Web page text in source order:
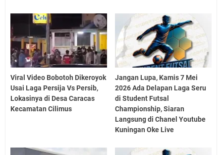
Viral Video Bobotoh Dikeroyok
Usai Laga Persija Vs Persib,
Lokasinya di Desa Caracas
Kecamatan Cilimus
Jangan Lupa, Kamis 7 Mei
2026 Ada Delapan Laga Seru
di Student Futsal
Championship, Siaran
Langsung di Chanel Youtube
Kuningan Oke Live